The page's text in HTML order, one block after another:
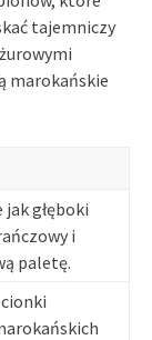
tajemniczy
marokańskie
głęboki
i
paletę.